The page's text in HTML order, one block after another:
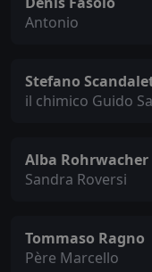
Antonio
Stefano
il chimico Guido
Alba Rohrwacher
Sandra Roversi
Tommaso Ragno
Père Marcello